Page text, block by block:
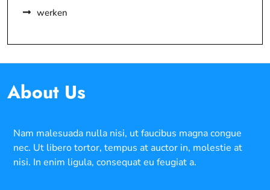
werken
About Us
Nam malesuada nulla nisi, ut faucibus magna congue
nec. Ut libero tortor, tempus at auctor in, molestie at
nisi. In enim ligula, consequat eu feugiat a.